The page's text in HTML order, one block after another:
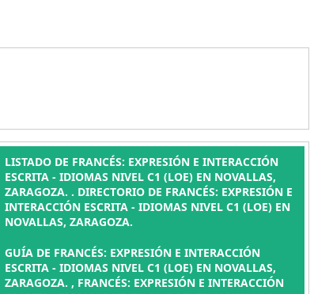
LISTADO DE FRANCÉS: EXPRESIÓN E INTERACCIÓN
ESCRITA - IDIOMAS NIVEL C1 (LOE) EN NOVALLAS,
ZARAGOZA. . DIRECTORIO DE FRANCÉS: EXPRESIÓN E
INTERACCIÓN ESCRITA - IDIOMAS NIVEL C1 (LOE) EN
NOVALLAS, ZARAGOZA.
GUÍA DE FRANCÉS: EXPRESIÓN E INTERACCIÓN
ESCRITA - IDIOMAS NIVEL C1 (LOE) EN NOVALLAS,
ZARAGOZA. , FRANCÉS: EXPRESIÓN E INTERACCIÓN